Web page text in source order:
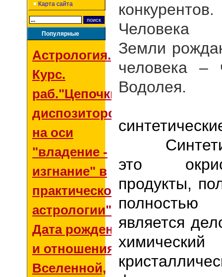
Карта сайта
Популярные
Астрология.
Курс.
раб."Цепочки
диспозиторов
на оси
"владение -
изгнание" в
практической
астрологии"
Дата рождения
и отношения со
Вселенной,
Земли
человека –
Водолея.
это
продукты,
полностью
является